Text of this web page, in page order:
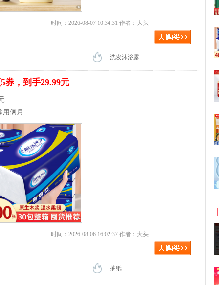
时间：2026-08-07 10:34:31 作者：大头
洗发沐浴露
券，到手29.99元
用俩月
时间：2026-08-06 16:02:37 作者：大头
抽纸